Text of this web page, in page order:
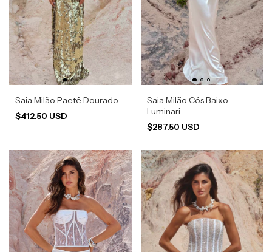
Saia Milão Paetê Dourado
$412.50 USD
Saia Milão Cós Baixo
Luminari
$287.50 USD